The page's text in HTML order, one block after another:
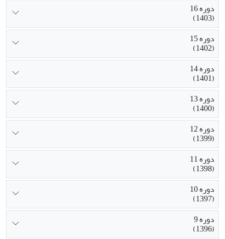
دوره 16
(1403)
دوره 15
(1402)
دوره 14
(1401)
دوره 13
(1400)
دوره 12
(1399)
دوره 11
(1398)
دوره 10
(1397)
دوره 9
(1396)